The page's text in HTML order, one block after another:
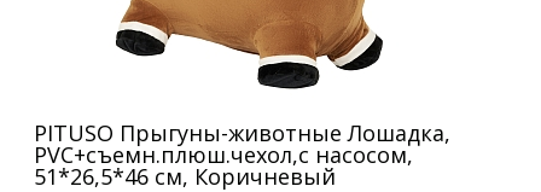
PITUSO Прыгуны-животные Лошадка,
PVC+съемн.плюш.чехол,с насосом,
51*26,5*46 см, Коричневый